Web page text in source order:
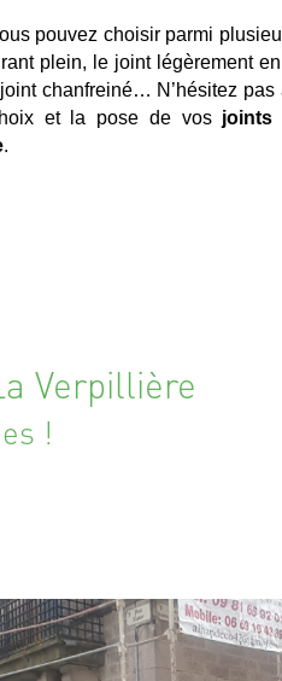
pouvez choisir parmi
plein, le joint légèrement
chanfreiné… N’hésitez
et la pose de vos joints
.
Verpillière
!